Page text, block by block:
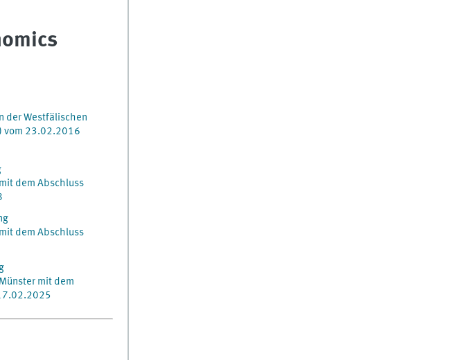
der Westfälischen
vom 23.02.2016
dem Abschluss
dem Abschluss
mit dem